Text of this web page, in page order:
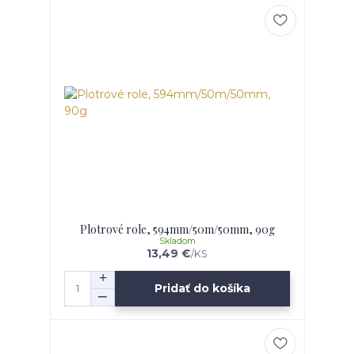
Plotrové role, 594mm/50m/50mm, 90g
13,49 €/KS
Skladom
Pridať do košíka